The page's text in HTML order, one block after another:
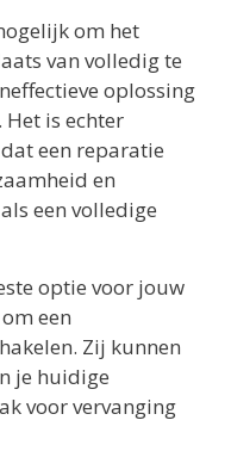
om het
van volledig te
oplossing
is echter
een reparatie
en
een volledige
optie voor jouw
een
Zij kunnen
je huidige
voor vervanging